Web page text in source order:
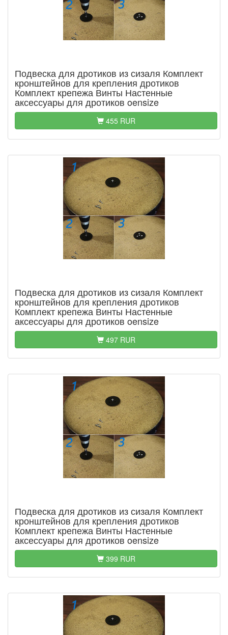
Подвеска для дротиков из сизаля Комплект
кронштейнов для крепления дротиков
Комплект крепежа Винты Настенные
аксессуары для дротиков oensize
455 RUR
Подвеска для дротиков из сизаля Комплект
кронштейнов для крепления дротиков
Комплект крепежа Винты Настенные
аксессуары для дротиков oensize
497 RUR
Подвеска для дротиков из сизаля Комплект
кронштейнов для крепления дротиков
Комплект крепежа Винты Настенные
аксессуары для дротиков oensize
399 RUR